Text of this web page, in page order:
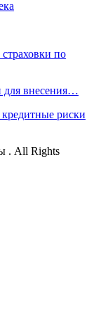
по
для внесения…
риски
. All Rights